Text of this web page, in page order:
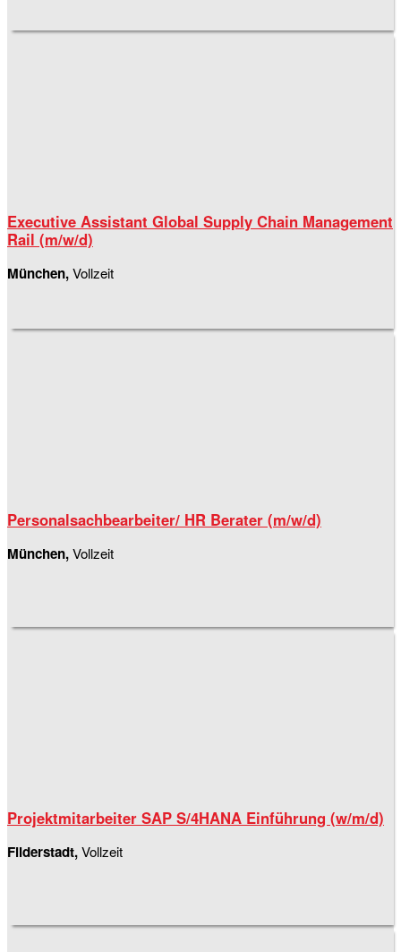
Executive Assistant Global Supply Chain Management
Rail (m/w/d)
München,Vollzeit
Personalsachbearbeiter/ HR Berater (m/w/d)
München,Vollzeit
Projektmitarbeiter SAP S/4HANA Einführung (w/m/d)
Filderstadt,Vollzeit